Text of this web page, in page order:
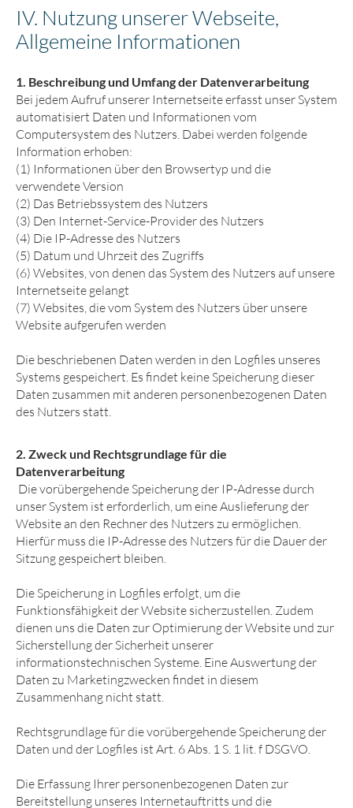
IV. Nutzung unserer Webseite,
Allgemeine Informationen
1. Beschreibung und Umfang der Datenverarbeitung
Bei jedem Aufruf unserer Internetseite erfasst unser System
automatisiert Daten und Informationen vom
Computersystem des Nutzers. Dabei werden folgende
Information erhoben:
(1) Informationen über den Browsertyp und die
verwendete Version
(2) Das Betriebssystem des Nutzers
(3) Den Internet-Service-Provider des Nutzers
(4) Die IP-Adresse des Nutzers
(5) Datum und Uhrzeit des Zugriffs
(6) Websites, von denen das System des Nutzers auf unsere
Internetseite gelangt
(7) Websites, die vom System des Nutzers über unsere
Website aufgerufen werden
Die beschriebenen Daten werden in den Logfiles unseres
Systems gespeichert. Es findet keine Speicherung dieser
Daten zusammen mit anderen personenbezogenen Daten
des Nutzers statt.
2. Zweck und Rechtsgrundlage für die
Datenverarbeitung
Die vorübergehende Speicherung der IP-Adresse durch
unser System ist erforderlich, um eine Auslieferung der
Website an den Rechner des Nutzers zu ermöglichen.
Hierfür muss die IP-Adresse des Nutzers für die Dauer der
Sitzung gespeichert bleiben.
Die Speicherung in Logfiles erfolgt, um die
Funktionsfähigkeit der Website sicherzustellen. Zudem
dienen uns die Daten zur Optimierung der Website und zur
Sicherstellung der Sicherheit unserer
informationstechnischen Systeme. Eine Auswertung der
Daten zu Marketingzwecken findet in diesem
Zusammenhang nicht statt.
Rechtsgrundlage für die vorübergehende Speicherung der
Daten und der Logfiles ist Art. 6 Abs. 1 S. 1 lit. f DSGVO.
Die Erfassung Ihrer personenbezogenen Daten zur
Bereitstellung unseres Internetauftritts und die